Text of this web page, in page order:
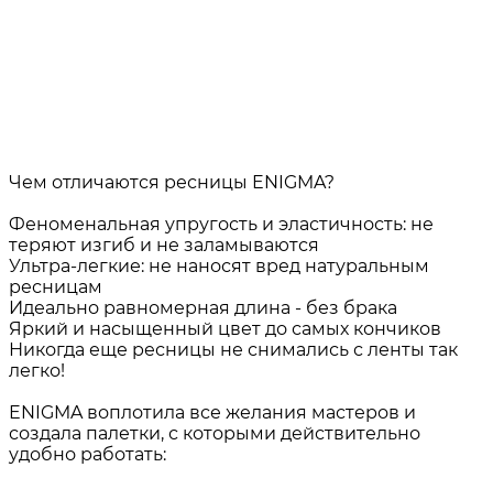
Чем отличаются ресницы ENIGMA?
Феноменальная упругость и эластичность: не
теряют изгиб и не заламываются
Ультра-легкие: не наносят вред натуральным
ресницам
Идеально равномерная длина - без брака
Яркий и насыщенный цвет до самых кончиков
Никогда еще ресницы не снимались с ленты так
легко!
ENIGMA воплотила все желания мастеров и
создала палетки, с которыми действительно
удобно работать: